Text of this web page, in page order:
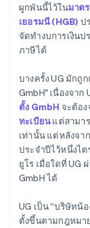
ผูกพันนี้ไว้ในมาต
เยอรมนี (HGB) ป
จัดทำงบการเงิน
ภาษีได้
บางครั้ง UG มักถู
GmbH" เนื่องจาก
ตั้ง GmbH จะต้อง
ทะเบียนแต่สามาร
เท่านั้น แต่หลังจา
ประจำปีไว้หนึ่งไ
ยูโร เมื่อใดที่ UG
GmbH ได้
UG เป็น “บริษัทน้
ตั้งขึ้นตามกฎหมา